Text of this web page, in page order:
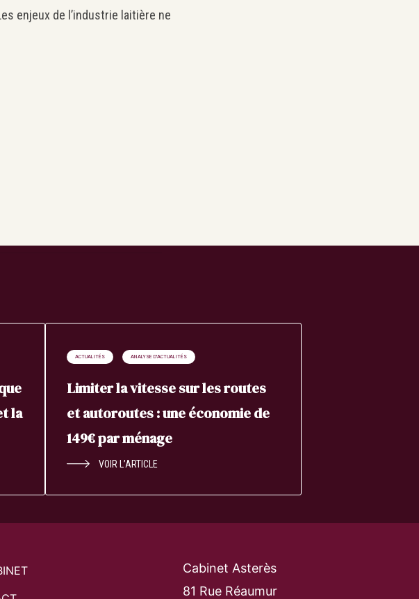
enjeux de l’industrie laitière ne
la
ACTUALITÉS ANALYSE D'ACTUALITÉS
Limiter la vitesse sur les routes
et autoroutes : une économie de
149€ par ménage
VOIR L’ARTICLE
Cabinet Asterès
81 Rue Réaumur